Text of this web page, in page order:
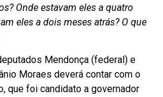
Onde estavam eles a quatro
eles a dois meses atrás? O que
Mendonça (federal) e
Moraes deverá contar com o
que foi candidato a governador